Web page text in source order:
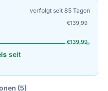
verfolgt seit 85 Tagen
€139,99
€139,99
seit
(5)